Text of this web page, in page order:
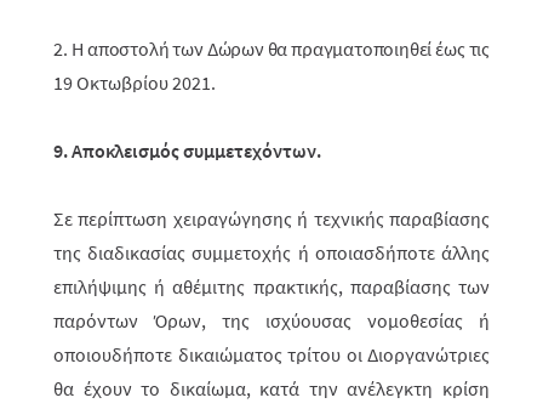
2. H αποστολή των Δώρων θα πραγματοποιηθεί έως τις
19Οκτωβρίου 2021.
9. Αποκλεισμός συμμετεχόντων.
Σε περίπτωση χειραγώγησης ή τεχνικής παραβίασης
της διαδικασίας συμμε­το­χής ή οποιασδήποτε άλλης
επιλήψιμης ή αθέμιτης πρακτικής, παραβίασης των
παρό­ντων Όρων, της ισχύουσας νομοθεσίας ή
οποιουδήποτε δικαιώματος τρί­του οι Διοργανώτριες
θα έχουν το δικαίωμα, κατά την ανέλεγκτη κρίση